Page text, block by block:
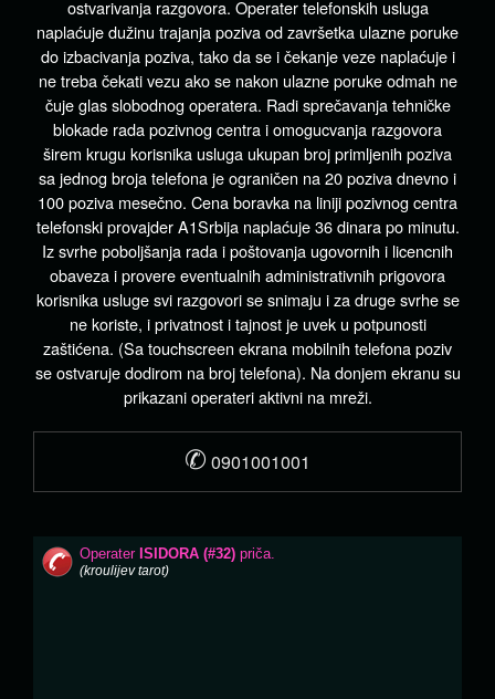
ostvarivanja razgovora. Operater telefonskih usluga
naplaćuje dužinu trajanja poziva od završetka ulazne poruke
do izbacivanja poziva, tako da se i čekanje veze naplaćuje i
ne treba čekati vezu ako se nakon ulazne poruke odmah ne
čuje glas slobodnog operatera. Radi sprečavanja tehničke
blokade rada pozivnog centra i omogucvanja razgovora
širem krugu korisnika usluga ukupan broj primljenih poziva
sa jednog broja telefona je ograničen na 20 poziva dnevno i
100 poziva mesečno. Cena boravka na liniji pozivnog centra
telefonski provajder A1Srbija naplaćuje 36 dinara po minutu.
Iz svrhe poboljšanja rada i poštovanja ugovornih i licencnih
obaveza i provere eventualnih administrativnih prigovora
korisnika usluge svi razgovori se snimaju i za druge svrhe se
ne koriste, i privatnost i tajnost je uvek u potpunosti
zaštićena. (Sa touchscreen ekrana mobilnih telefona poziv
se ostvaruje dodirom na broj telefona). Na donjem ekranu su
prikazani operateri aktivni na mreži.
✆ 0901001001